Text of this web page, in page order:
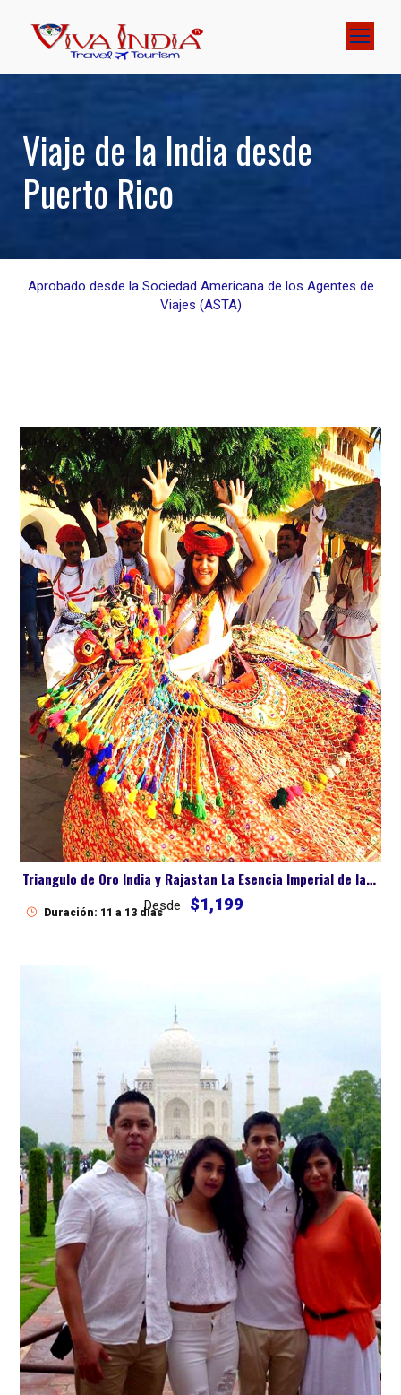
Viaje de la India desde
Puerto Rico
Aprobado desde la Sociedad Americana de los Agentes de
Viajes (ASTA)
Triangulo de Oro India y Rajastan La Esencia Imperial de la India
Desde $1,199
Duración: 11 a 13 dias